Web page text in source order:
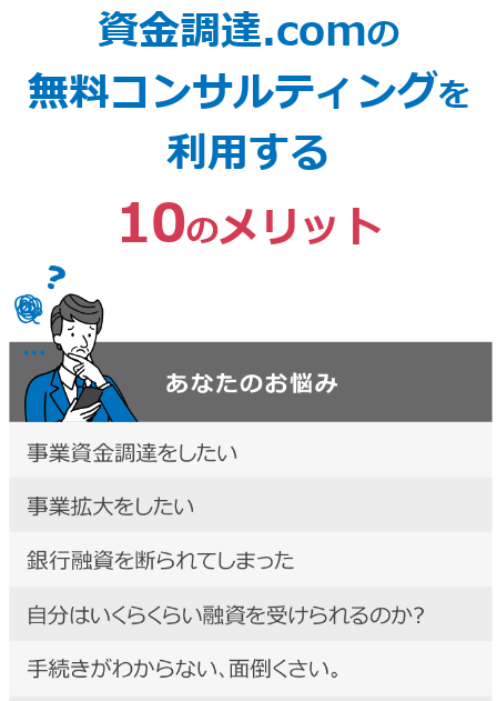
資金調達.comの
無料コンサルティングを
利用する
10のメリット